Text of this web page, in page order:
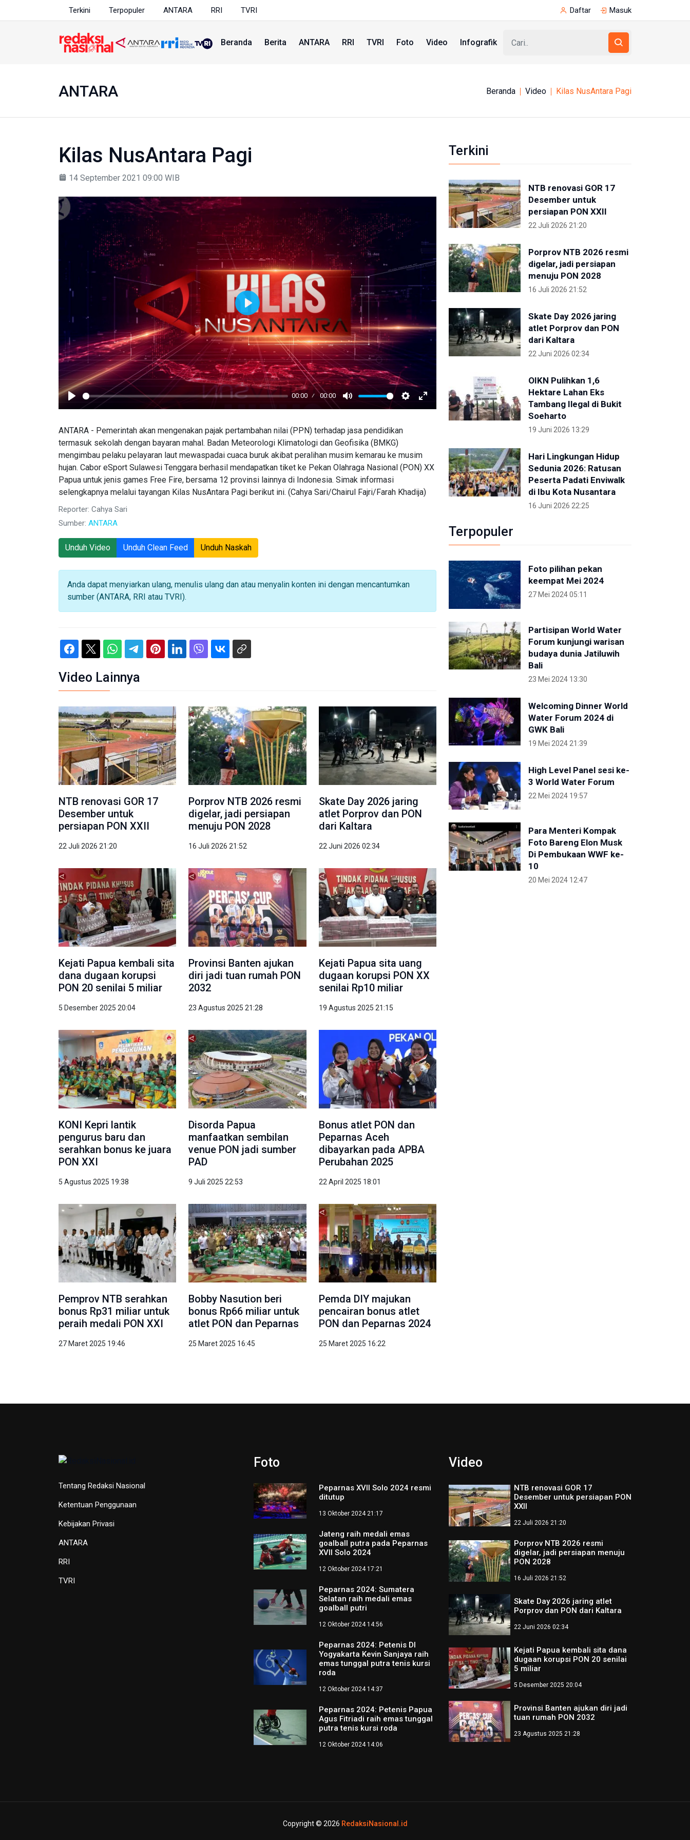
Terkini Terpopuler ANTARA RRI TVRI Daftar Masuk
Beranda Berita ANTARA RRI TVRI Foto Video Infografik
ANTARA Beranda Video Kilas NusAntara Pagi
Kilas NusAntara Pagi
14 September 2021 09:00 WIB
Play
00:00 00:00
Mute Settings
Enter
fullscreen
Play
ANTARA - Pemerintah akan mengenakan pajak pertambahan nilai (PPN) terhadap jasa pendidikan
termasuk sekolah dengan bayaran mahal. Badan Meteorologi Klimatologi dan Geofisika (BMKG)
mengimbau pelaku pelayaran laut mewaspadai cuaca buruk akibat peralihan musim kemarau ke musim
hujan. Cabor eSport Sulawesi Tenggara berhasil mendapatkan tiket ke Pekan Olahraga Nasional (PON) XX
Papua untuk jenis games Free Fire, bersama 12 provinsi lainnya di Indonesia. Simak informasi
selengkapnya melalui tayangan Kilas NusAntara Pagi berikut ini. (Cahya Sari/Chairul Fajri/Farah Khadija)
Reporter: Cahya Sari
Sumber: ANTARA
Unduh Video Unduh Clean Feed Unduh Naskah
Anda dapat menyiarkan ulang, menulis ulang dan atau menyalin konten ini dengan mencantumkan
sumber (ANTARA, RRI atau TVRI).
Video Lainnya
NTB renovasi GOR 17
Desember untuk
persiapan PON XXII
22 Juli 2026 21:20
Porprov NTB 2026 resmi
digelar, jadi persiapan
menuju PON 2028
16 Juli 2026 21:52
Skate Day 2026 jaring
atlet Porprov dan PON
dari Kaltara
22 Juni 2026 02:34
Kejati Papua kembali sita
dana dugaan korupsi
PON 20 senilai 5 miliar
5 Desember 2025 20:04
Provinsi Banten ajukan
diri jadi tuan rumah PON
2032
23 Agustus 2025 21:28
Kejati Papua sita uang
dugaan korupsi PON XX
senilai Rp10 miliar
19 Agustus 2025 21:15
KONI Kepri lantik
pengurus baru dan
serahkan bonus ke juara
PON XXI
5 Agustus 2025 19:38
Disorda Papua
manfaatkan sembilan
venue PON jadi sumber
PAD
9 Juli 2025 22:53
Bonus atlet PON dan
Peparnas Aceh
dibayarkan pada APBA
Perubahan 2025
22 April 2025 18:01
Pemprov NTB serahkan
bonus Rp31 miliar untuk
peraih medali PON XXI
27 Maret 2025 19:46
Bobby Nasution beri
bonus Rp66 miliar untuk
atlet PON dan Peparnas
25 Maret 2025 16:45
Pemda DIY majukan
pencairan bonus atlet
PON dan Peparnas 2024
25 Maret 2025 16:22
Terkini
NTB renovasi GOR 17
Desember untuk
persiapan PON XXII
22 Juli 2026 21:20
Porprov NTB 2026 resmi
digelar, jadi persiapan
menuju PON 2028
16 Juli 2026 21:52
Skate Day 2026 jaring
atlet Porprov dan PON
dari Kaltara
22 Juni 2026 02:34
OIKN Pulihkan 1,6
Hektare Lahan Eks
Tambang Ilegal di Bukit
Soeharto
19 Juni 2026 13:29
Hari Lingkungan Hidup
Sedunia 2026: Ratusan
Peserta Padati Enviwalk
di Ibu Kota Nusantara
16 Juni 2026 22:25
Terpopuler
Foto pilihan pekan
keempat Mei 2024
27 Mei 2024 05:11
Partisipan World Water
Forum kunjungi warisan
budaya dunia Jatiluwih
Bali
23 Mei 2024 13:30
Welcoming Dinner World
Water Forum 2024 di
GWK Bali
19 Mei 2024 21:39
High Level Panel sesi ke-
3 World Water Forum
22 Mei 2024 19:57
Para Menteri Kompak
Foto Bareng Elon Musk
Di Pembukaan WWF ke-
10
20 Mei 2024 12:47
Tentang Redaksi Nasional
Ketentuan Penggunaan
Kebijakan Privasi
ANTARA
RRI
TVRI
Foto
Peparnas XVII Solo 2024 resmi
ditutup
13 Oktober 2024 21:17
Jateng raih medali emas
goalball putra pada Peparnas
XVII Solo 2024
12 Oktober 2024 17:21
Peparnas 2024: Sumatera
Selatan raih medali emas
goalball putri
12 Oktober 2024 14:56
Peparnas 2024: Petenis DI
Yogyakarta Kevin Sanjaya raih
emas tunggal putra tenis kursi
roda
12 Oktober 2024 14:37
Peparnas 2024: Petenis Papua
Agus Fitriadi raih emas tunggal
putra tenis kursi roda
12 Oktober 2024 14:06
Video
NTB renovasi GOR 17
Desember untuk persiapan PON
XXII
22 Juli 2026 21:20
Porprov NTB 2026 resmi
digelar, jadi persiapan menuju
PON 2028
16 Juli 2026 21:52
Skate Day 2026 jaring atlet
Porprov dan PON dari Kaltara
22 Juni 2026 02:34
Kejati Papua kembali sita dana
dugaan korupsi PON 20 senilai
5 miliar
5 Desember 2025 20:04
Provinsi Banten ajukan diri jadi
tuan rumah PON 2032
23 Agustus 2025 21:28
Copyright © 2026 RedaksiNasional.id